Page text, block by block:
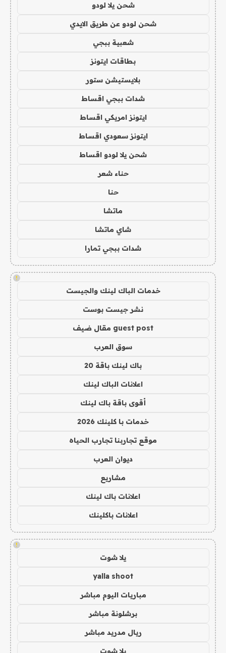
شحن يلا لودو
شحن لودو عن طريق الايدي
شعبية ببجي
بطاقات ايتونز
بلايستيشن ستور
شدات ببجي اقساط
ايتونز امريكي اقساط
ايتونز سعودي اقساط
شحن يلا لودو اقساط
حناء شعر
حنا
ماتشا
شاي ماتشا
شدات ببجي تمارا
!
خدمات الباك لينك والجيست
نشر جيست بوست
guest post مقال ضيف
سوق العرب
باك لينك باقة 20
اعلانات الباك لينك
أقوى باقة باك لينك
خدمات با كلينك 2026
موقع تجاربنا تجارب الحياه
ديوان العرب
مشاريع
اعلانات باك لينك
اعلانات باكلينك
!
يلا شوت
yalla shoot
مباريات اليوم مباشر
برشلونة مباشر
ريال مدريد مباشر
يلا شوت